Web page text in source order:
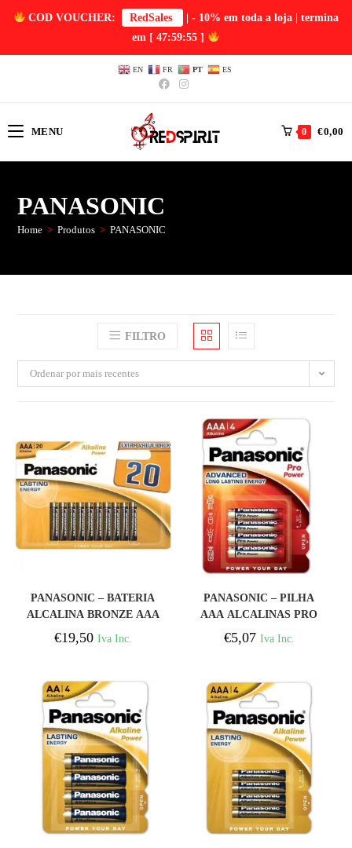
COD VOUCHER: RedSales
| - 10% em toda a loja | termina
em [ 47:59:54 ]
EN FR PT ES
MENU 0 €0,00
PANASONIC
Home > Produtos > PANASONIC
FILTRO
Ordenar por mais recentes
PANASONIC – BATERIA
ALCALINA BRONZE AAA
LR03 BLISTER*20
€19,50 Iva Inc.
PANASONIC – PILHA
AAA ALCALINAS PRO
POWER LR03 BLISTER*4
€5,07 Iva Inc.